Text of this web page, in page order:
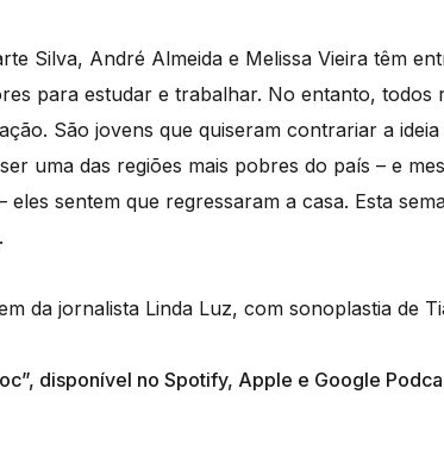
Silva, André Almeida e Melissa Vieira têm
para estudar e trabalhar. No entanto, todos
São jovens que quiseram contrariar a
uma das regiões mais pobres do país – e
sentem que regressaram a casa. Esta
da jornalista Linda Luz, com sonoplastia de
disponível no Spotify, Apple e Google